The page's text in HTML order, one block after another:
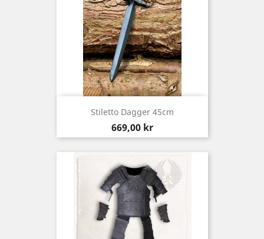
Stiletto Dagger 45cm
Pris
669,00 kr